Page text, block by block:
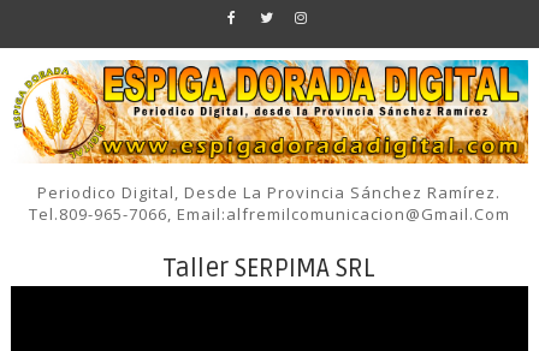
Periodico Digital, Desde La Provincia Sánchez Ramírez.
Tel.809-965-7066, Email:alfremilcomunicacion@gmail.com
Taller SERPIMA SRL